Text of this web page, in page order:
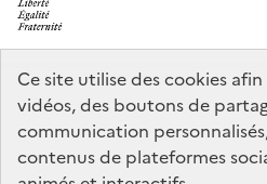
Ce site utilise des cookies
vidéos, des boutons de
communication
contenus de plateformes
legifrance.gouv.fr
service-public.gouv.fr